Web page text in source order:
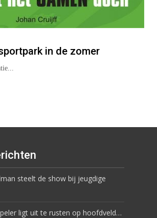
in de zomer
steelt de show bij jeugdige
ligt uit te rusten op hoofdveld…